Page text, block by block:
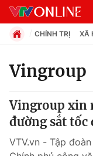
Chuyên mục
Chính trị
Xã hội
CHÍNH TRỊ XÃ
Vingroup
Vingroup xin
đường sắt tốc
VTV.vn - Tập